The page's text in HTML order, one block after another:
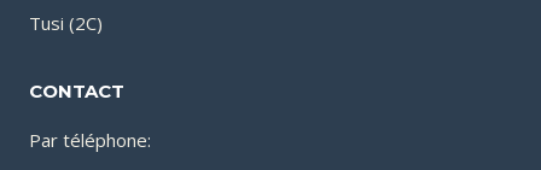
Tusi (2C)
CONTACT
Par téléphone: